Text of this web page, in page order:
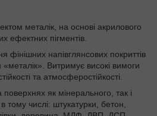
металік, на основі акрилового
ефектних пігментів.
фінішних напівглянсових покриттів
Витримує високі вимоги
та атмосферостійкості.
як мінерального, так і
тому числі: штукатурки, бетон,